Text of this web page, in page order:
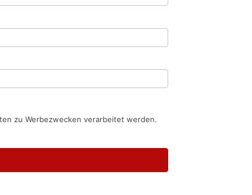
zu Werbezwecken verarbeitet werden.